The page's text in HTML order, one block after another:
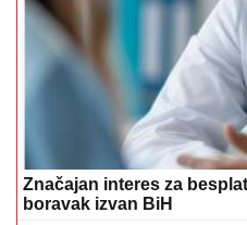
Značajan interes za
boravak izvan BiH